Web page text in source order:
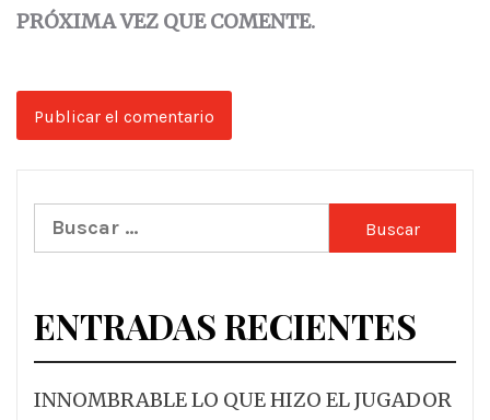
PRÓXIMA VEZ QUE COMENTE.
Buscar:
ENTRADAS RECIENTES
INNOMBRABLE LO QUE HIZO EL JUGADOR